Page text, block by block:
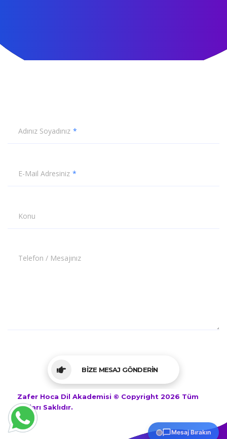
Adınız Soyadınız
E-Mail Adresiniz
Konu
Telefon / Mesajınız
BİZE MESAJ GÖNDERİN
Zafer Hoca Dil Akademisi © Copyright 2026 Tüm
Hakları Saklıdır.
Mesaj Bırakın